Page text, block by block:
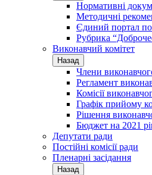
Нормативні
Методичні
Єдиний портал
Рубрика
Виконавчий комітет
Назад
Члени
Регламент
Комісії
Графік прийому
Рішення
Бюджет на 2021
Депутати ради
Постійні комісії ради
Пленарні засідання
Назад